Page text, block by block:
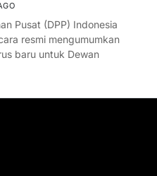
Pusat (DPP) Indonesia
resmi mengumumkan
baru untuk Dewan